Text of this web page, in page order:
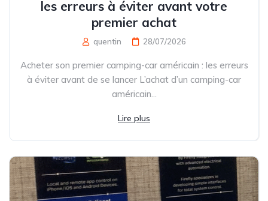
les erreurs à éviter avant votre
premier achat
quentin 28/07/2026
Acheter son premier camping-car américain : les erreurs
à éviter avant de se lancer L’achat d’un camping-car
américain...
Lire plus